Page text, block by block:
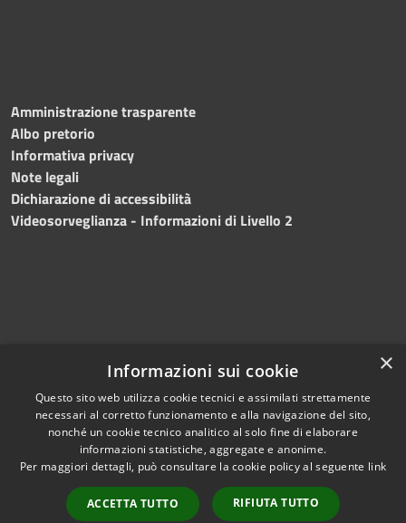
Amministrazione trasparente
Albo pretorio
Informativa privacy
Note legali
Dichiarazione di accessibilità
Videosorveglianza - Informazioni di Livello 2
Accessibilità
Privacy
Mappa del sito
Copyright © 2024 •
Comune di Mazara del
Vallo• Powered
byMunicipium• Redazione
×
Informazioni sui cookie
Questo sito web utilizza cookie tecnici e assimilati strettamente
necessari al corretto funzionamento e alla navigazione del sito,
nonché un cookie tecnico analitico al solo fine di elaborare
informazioni statistiche, aggregate e anonime.
Per maggiori dettagli, può consultare la cookie policy al seguente link
ACCETTA TUTTO RIFIUTA TUTTO